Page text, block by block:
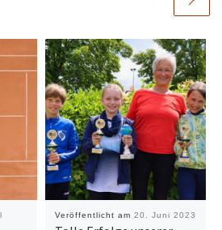
Veröffentlicht am 20. Juni 2023